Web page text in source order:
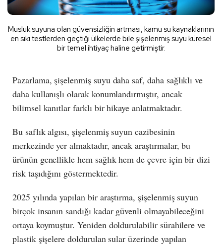
Musluk suyuna olan güvensizliğin artması, kamu su kaynaklarının
en sıkı testlerden geçtiği ülkelerde bile şişelenmiş suyu küresel
bir temel ihtiyaç haline getirmiştir.
Pazarlama, şişelenmiş suyu daha saf, daha sağlıklı ve
daha kullanışlı olarak konumlandırmıştır, ancak
bilimsel kanıtlar farklı bir hikaye anlatmaktadır.
Bu saflık algısı, şişelenmiş suyun cazibesinin
merkezinde yer almaktadır, ancak araştırmalar, bu
ürünün genellikle hem sağlık hem de çevre için bir dizi
risk taşıdığını göstermektedir.
2025 yılında yapılan bir araştırma, şişelenmiş suyun
birçok insanın sandığı kadar güvenli olmayabileceğini
ortaya koymuştur. Yeniden doldurulabilir sürahilere ve
plastik şişelere doldurulan sular üzerinde yapılan